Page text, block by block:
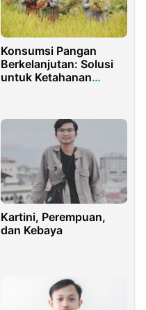
Konsumsi Pangan
Berkelanjutan: Solusi
untuk Ketahanan
Kartini, Perempuan,
dan Kebaya